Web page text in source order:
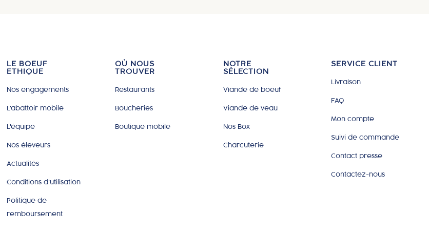
LE BOEUF
ETHIQUE
Nos engagements
L'abattoir mobile
L'équipe
Nos éleveurs
Actualités
Conditions d'utilisation
Politique de
remboursement
OÙ NOUS
TROUVER
Restaurants
Boucheries
Boutique mobile
NOTRE
SÉLECTION
Viande de boeuf
Viande de veau
Nos Box
Charcuterie
SERVICE CLIENT
Livraison
FAQ
Mon compte
Suivi de commande
Contact presse
Contactez-nous